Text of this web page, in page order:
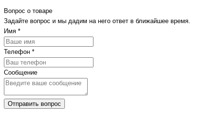
Вопрос о товаре
Задайте вопрос и мы дадим на него ответ в ближайшее время.
Имя *
Телефон *
Сообщение
Отправить вопрос